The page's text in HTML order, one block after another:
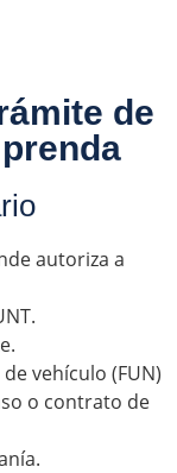
de
autoriza a
vehículo (FUN)
o contrato de